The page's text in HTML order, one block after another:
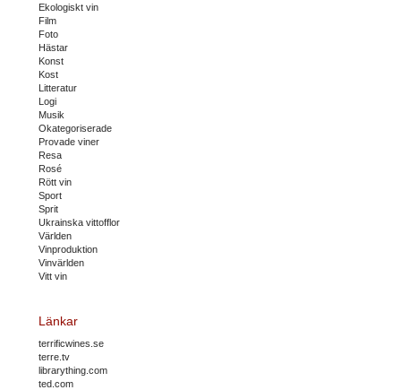
Ekologiskt vin
Film
Foto
Hästar
Konst
Kost
Litteratur
Logi
Musik
Okategoriserade
Provade viner
Resa
Rosé
Rött vin
Sport
Sprit
Ukrainska vittofflor
Världen
Vinproduktion
Vinvärlden
Vitt vin
Länkar
terrificwines.se
terre.tv
librarything.com
ted.com